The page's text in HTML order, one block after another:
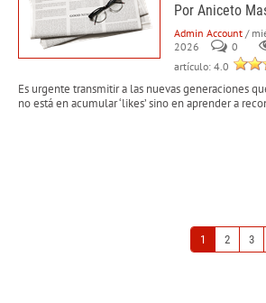
Por Aniceto
Admin Account /
2026
0
artículo: 4.0
Es urgente transmitir a las nuevas generaciones
no está en acumular ‘likes’ sino en aprender a
1 2 3